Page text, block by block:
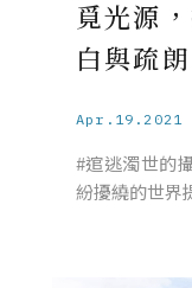
覓光源
白與疏朗
Apr.19.2021
#逭逃濁世的
紛擾繞的世界